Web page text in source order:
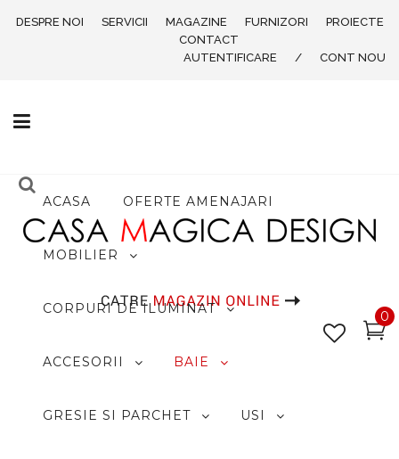
DESPRE NOI SERVICII MAGAZINE FURNIZORI
PROIECTE
CONTACT
AUTENTIFICARE
/ CONT NOU
0
ACASA OFERTE AMENAJARI
MOBILIER
CORPURI DE ILUMINAT
ACCESORII BAIE
GRESIE SI PARCHET USI